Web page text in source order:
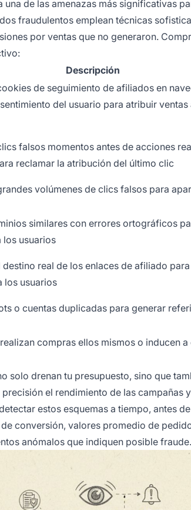
una de las amenazas más significativas
fraudulentos emplean técnicas
por ventas que no generaron.
Descripción
de seguimiento de afiliados en
del usuario para atribuir ventas
falsos momentos antes de acciones
reclamar la atribución del último clic
volúmenes de clics falsos para
similares con errores ortográficos
los usuarios
destino real de los enlaces de afiliado para
los usuarios
o cuentas duplicadas para generar
compras ellos mismos o inducen a
solo drenan tu presupuesto, sino que
el rendimiento de las campañas
estos esquemas a tiempo, antes
conversión, valores promedio de
anómalos que indiquen posible fraude.